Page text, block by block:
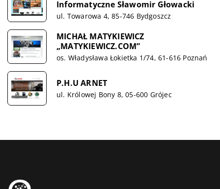
Informatyczne Sławomir Głowacki
ul. Towarowa 4, 85-746 Bydgoszcz
MICHAŁ MATYKIEWICZ
„MATYKIEWICZ.COM”
os. Władysława Łokietka 1/74, 61-616 Poznań
P.H.U ARNET
ul. Królowej Bony 8, 05-600 Grójec